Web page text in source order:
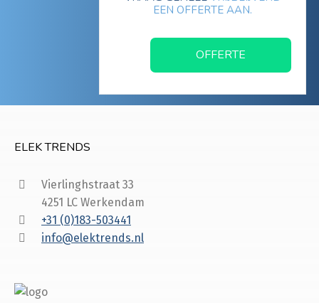
EEN OFFERTE AAN.
OFFERTE
ELEK TRENDS
Vierlinghstraat 33
4251 LC Werkendam
+31 (0)183-503441
info@elektrends.nl